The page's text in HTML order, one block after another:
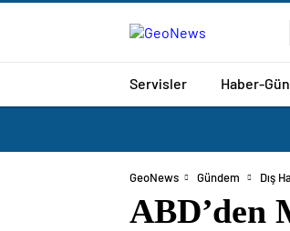
Servisler Haber-
GeoNews Gündem Dış
ABD’den